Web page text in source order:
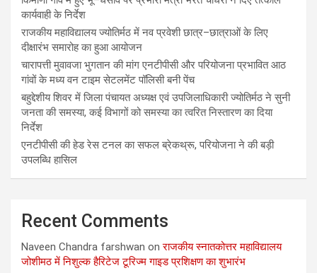
कार्यवाही के निर्देश
राजकीय महाविद्यालय ज्योतिर्मठ में नव प्रवेशी छात्र–छात्राओं के लिए
दीक्षारंभ समारोह का हुआ आयोजन
चारापत्ती मुवावजा भुगतान की मांग एनटीपीसी और परियोजना प्रभावित आठ
गांवों के मध्य वन टाइम सेटलमेंट पॉलिसी बनी पेंच
बहुद्देशीय शिवर में जिला पंचायत अध्यक्ष एवं उपजिलाधिकारी ज्योतिर्मठ ने सुनी
जनता की समस्या, कई विभागों को समस्या का त्वरित निस्तारण का दिया
निर्देश
एनटीपीसी की हेड रेस टनल का सफल ब्रेकथ्रू, परियोजना ने की बड़ी
उपलब्धि हासिल
Recent Comments
Naveen Chandra farshwan onराजकीय स्नातकोत्तर महाविद्यालय
जोशीमठ में निशुल्क हैरिटेज टूरिज्म गाइड प्रशिक्षण का शुभारंभ